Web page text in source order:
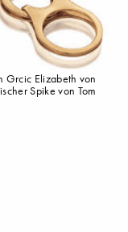
Grcic Elizabeth von
Spike von Tom